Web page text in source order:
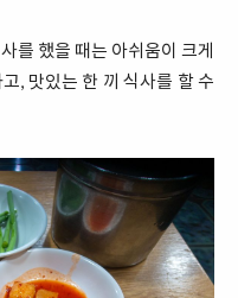
를 했을 때는 아쉬움이 크게
, 맛있는 한 끼 식사를 할 수